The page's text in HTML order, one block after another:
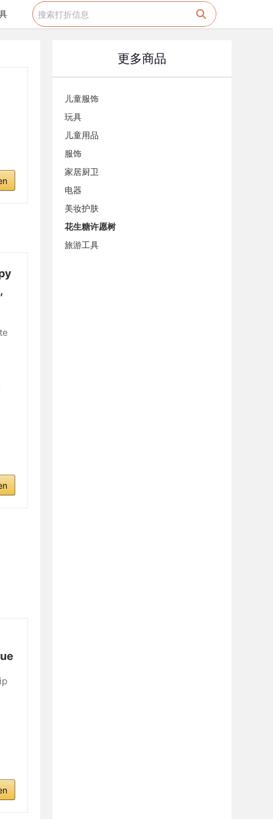
更多商品
儿童服饰
玩具
儿童用品
服饰
家居厨卫
电器
美妆护肤
花生糖许愿树
旅游工具